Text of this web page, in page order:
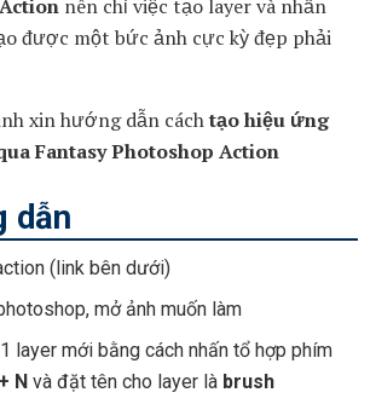
Action nên chỉ việc tạo layer và nhấn
được một bức ảnh cực kỳ đẹp phải
xin hướng dẫn cáchtạo hiệu ứng
Fantasy Photoshop Action
dẫn
(link bên dưới)
mở ảnh muốn làm
layer mới bằng cách nhấn tổ hợp phím
N và đặt tên cho layer là brush